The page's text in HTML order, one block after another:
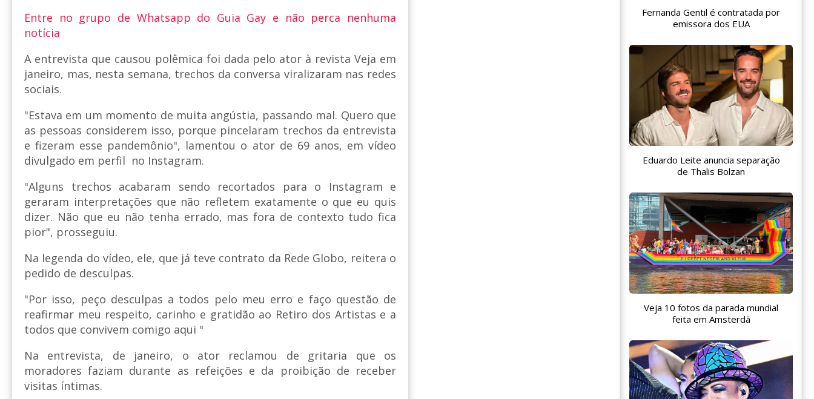
Entre no grupo de Whatsapp do Guia Gay e não perca nenhuma
notícia
A entrevista que causou polêmica foi dada pelo ator à revista Veja em
janeiro, mas, nesta semana, trechos da conversa viralizaram nas redes
sociais.
"Estava em um momento de muita angústia, passando mal. Quero que
as pessoas considerem isso, porque pincelaram trechos da entrevista
e fizeram esse pandemônio", lamentou o ator de 69 anos, em vídeo
divulgado em perfil no Instagram.
"Alguns trechos acabaram sendo recortados para o Instagram e
geraram interpretações que não refletem exatamente o que eu quis
dizer. Não que eu não tenha errado, mas fora de contexto tudo fica
pior", prosseguiu.
Na legenda do vídeo, ele, que já teve contrato da Rede Globo, reitera o
pedido de desculpas.
"Por isso, peço desculpas a todos pelo meu erro e faço questão de
reafirmar meu respeito, carinho e gratidão ao Retiro dos Artistas e a
todos que convivem comigo aqui "
Na entrevista, de janeiro, o ator reclamou de gritaria que os
moradores faziam durante as refeições e da proibição de receber
visitas íntimas.
Fernanda Gentil é contratada por
emissora dos EUA
Eduardo Leite anuncia separação
de Thalis Bolzan
Veja 10 fotos da parada mundial
feita em Amsterdã